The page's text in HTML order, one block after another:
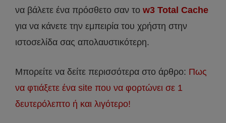
να βάλετε ένα πρόσθετο σαν το w3 Total Cache
για να κάνετε την εμπειρία του χρήστη στην
ιστοσελίδα σας απολαυστικότερη.
Μπορείτε να δείτε περισσότερα στο άρθρο: Πως
να φτιάξετε ένα site που να φορτώνει σε 1
δευτερόλεπτο ή και λιγότερο!